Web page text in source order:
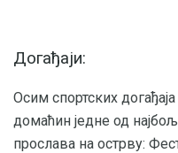
Догађаји:
Осим спортских
домаћин једне од
прослава на острву: